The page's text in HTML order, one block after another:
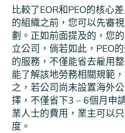
比較了EOR和PEO的核心
的組織之前，您可以先審
劃。正如前面提及的，您
立公司，倘若如此，PEO
的服務，不僅能省去雇用
能了解該地勞務相關規範
之，若公司尚未設置海外
擇，不僅省下3 – 6個月申
業人士的費用，業主可以
度。